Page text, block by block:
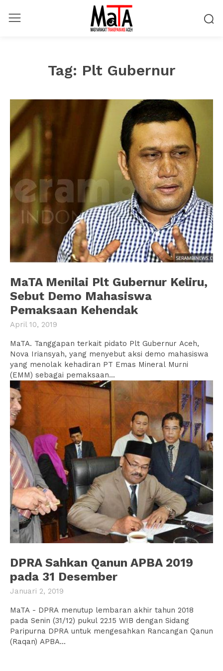
Tag: Plt Gubernur
MaTA Menilai Plt Gubernur Keliru,
Sebut Demo Mahasiswa
Pemaksaan Kehendak
April 10, 2019
MaTA. Tanggapan terkait pidato Plt Gubernur Aceh,
Nova Iriansyah, yang menyebut aksi demo mahasiswa
yang menolak kehadiran PT Emas Mineral Murni
(EMM) sebagai pemaksaan...
DPRA Sahkan Qanun APBA 2019
pada 31 Desember
Januari 2, 2019
MaTA - DPRA menutup lembaran akhir tahun 2018
pada Senin (31/12) pukul 22.15 WIB dengan Sidang
Paripurna DPRA untuk mengesahkan Rancangan Qanun
(Raqan) APBA...